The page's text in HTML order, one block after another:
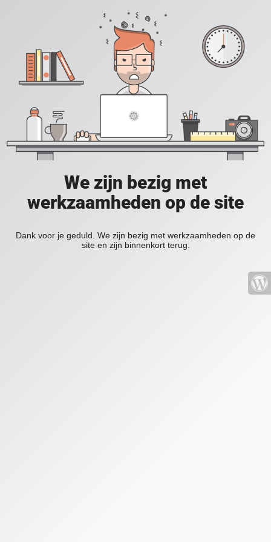
We zijn bezig met
werkzaamheden op de site
Dank voor je geduld. We zijn bezig met werkzaamheden op de
site en zijn binnenkort terug.